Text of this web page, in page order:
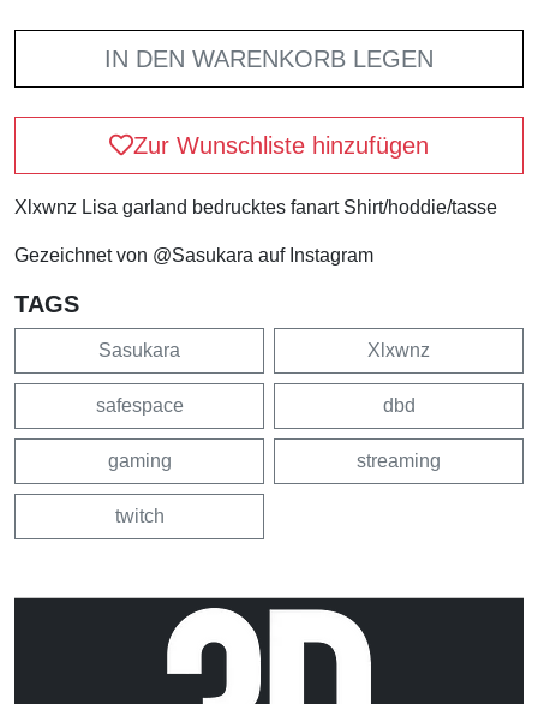
IN DEN WARENKORB LEGEN
Zur Wunschliste hinzufügen
Xlxwnz Lisa garland bedrucktes fanart Shirt/hoddie/tasse
Gezeichnet von @Sasukara auf Instagram
TAGS
Sasukara Xlxwnz
safespace dbd
gaming streaming
twitch